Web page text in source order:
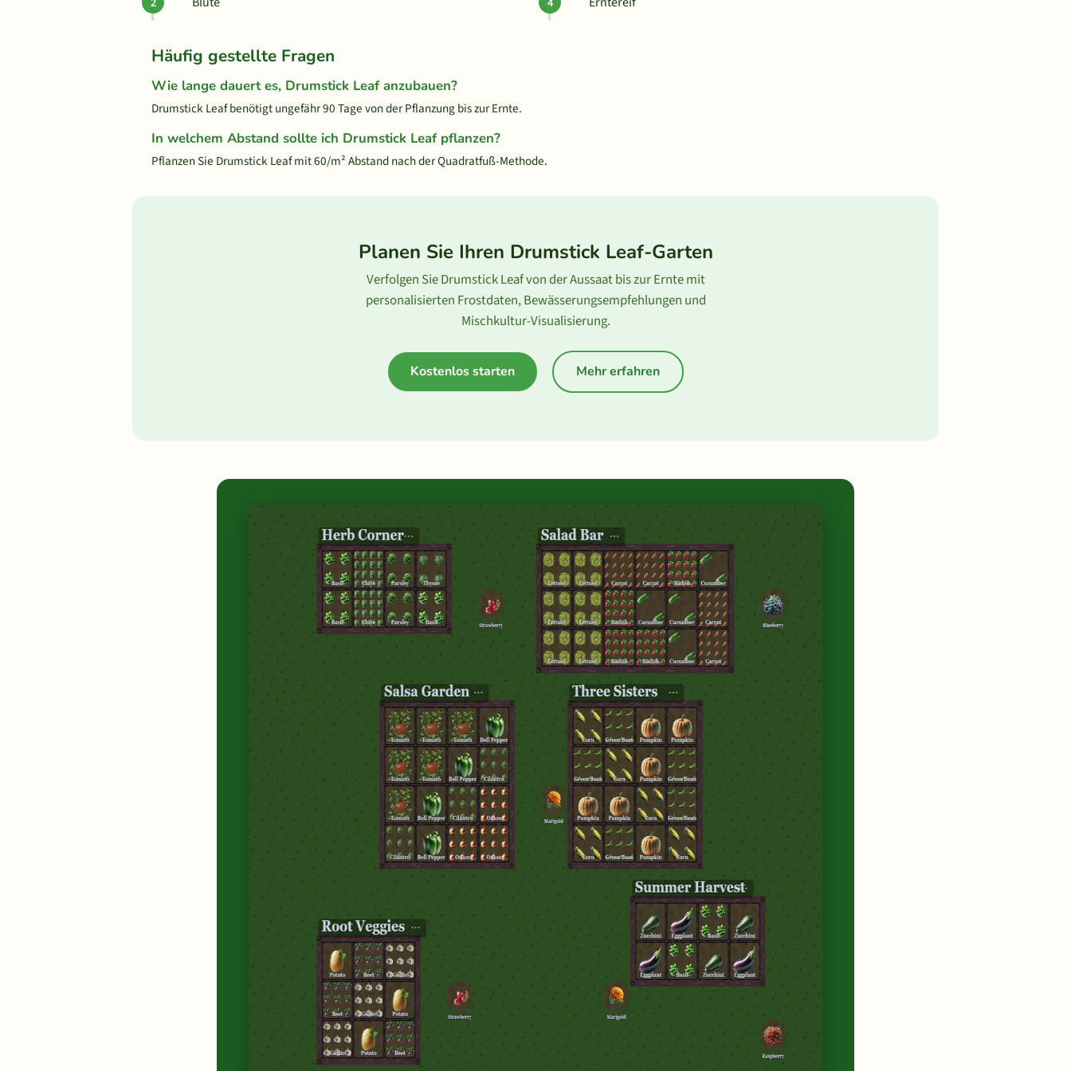
Häufig gestellte Fragen
Wie lange dauert es, Drumstick Leaf anzubauen?
Drumstick Leaf benötigt ungefähr 90 Tage von der Pflanzung bis zur Ernte.
In welchem Abstand sollte ich Drumstick Leaf pflanzen?
Pflanzen Sie Drumstick Leaf mit 60/m² Abstand nach der Quadratfuß-Methode.
Planen Sie Ihren Drumstick Leaf-Garten
Verfolgen Sie Drumstick Leaf von der Aussaat bis zur Ernte mit
personalisierten Frostdaten, Bewässerungsempfehlungen und
Mischkultur-Visualisierung.
Kostenlos starten Mehr erfahren